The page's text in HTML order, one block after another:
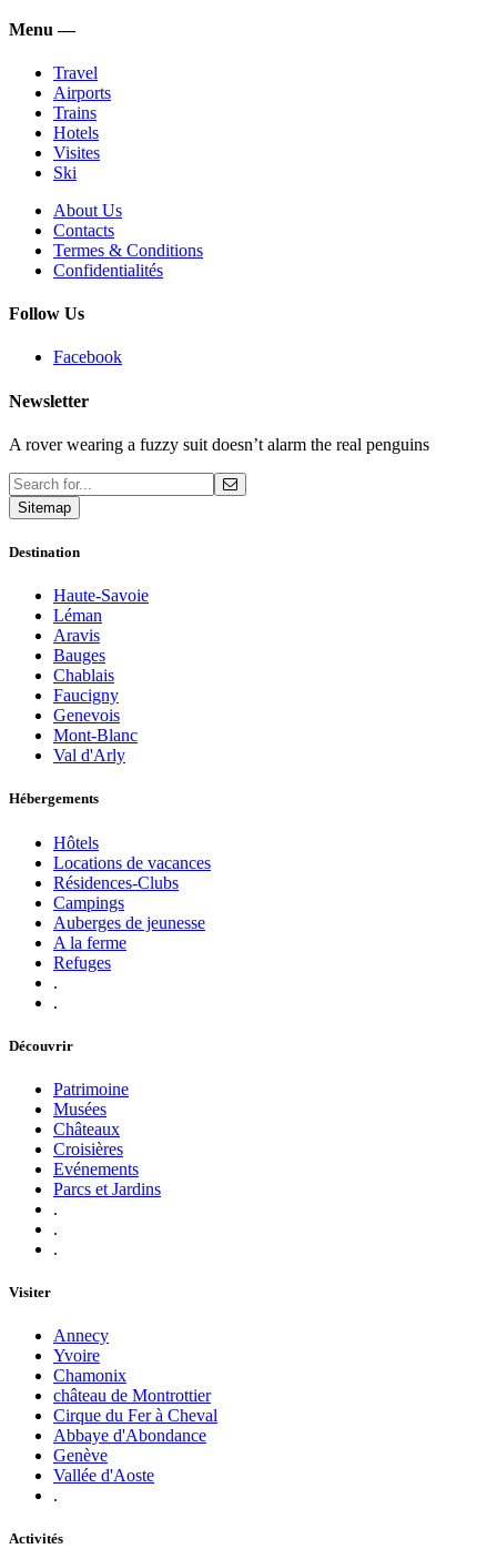
Menu —
Travel
Airports
Trains
Hotels
Visites
Ski
About Us
Contacts
Termes & Conditions
Confidentialités
Follow Us
Facebook
Newsletter
A rover wearing a fuzzy suit doesn’t alarm the real penguins
Sitemap
Destination
Haute-Savoie
Léman
Aravis
Bauges
Chablais
Faucigny
Genevois
Mont-Blanc
Val d'Arly
Hébergements
Hôtels
Locations de vacances
Résidences-Clubs
Campings
Auberges de jeunesse
A la ferme
Refuges
.
.
Découvrir
Patrimoine
Musées
Châteaux
Croisières
Evénements
Parcs et Jardins
.
.
.
Visiter
Annecy
Yvoire
Chamonix
château de Montrottier
Cirque du Fer à Cheval
Abbaye d'Abondance
Genève
Vallée d'Aoste
.
Activités